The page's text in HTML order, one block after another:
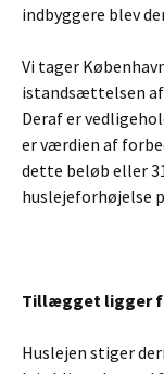
indbyggere blev
Vi tager
istandsættelsen af
Deraf er
er værdien af
dette beløb eller
huslejeforhøjelse
Tillægget ligger
Huslejen stiger